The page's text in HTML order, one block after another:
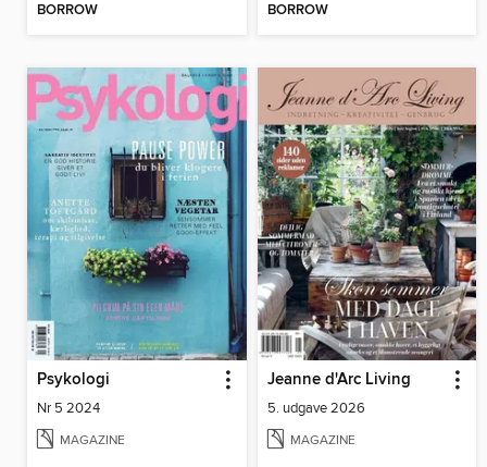
BORROW BORROW
Psykologi
Nr 5 2024
MAGAZINE
Jeanne d'Arc Living
5. udgave 2026
MAGAZINE